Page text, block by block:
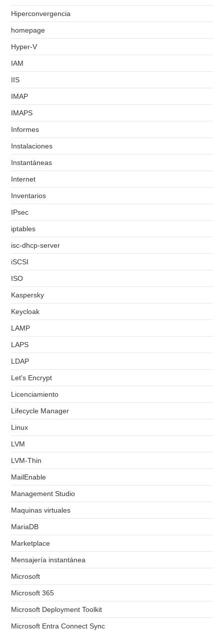
Hiperconvergencia
homepage
Hyper-V
IAM
IIS
IMAP
IMAPS
Informes
Instalaciones
Instantáneas
Internet
Inventarios
IPsec
iptables
isc-dhcp-server
iSCSI
ISO
Kaspersky
Keycloak
LAMP
LAPS
LDAP
Let's Encrypt
Licenciamiento
Lifecycle Manager
Linux
LVM
LVM-Thin
MailEnable
Management Studio
Maquinas virtuales
MariaDB
Marketplace
Mensajería instantánea
Microsoft
Microsoft 365
Microsoft Deployment Toolkit
Microsoft Entra Connect Sync